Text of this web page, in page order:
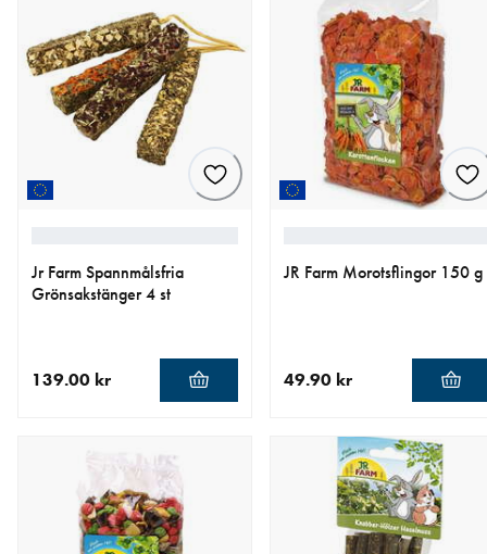
Jr Farm Spannmålsfria
Grönsakstänger 4 st
139.00 kr
JR Farm Morotsflingor 150 g
49.90 kr